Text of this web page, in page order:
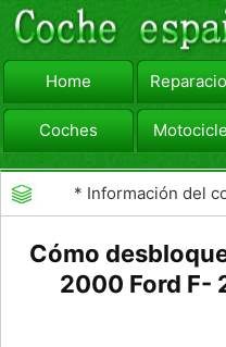
Home
Coches
viajar
* Información del
coches General
Cómo
2000 Ford F-